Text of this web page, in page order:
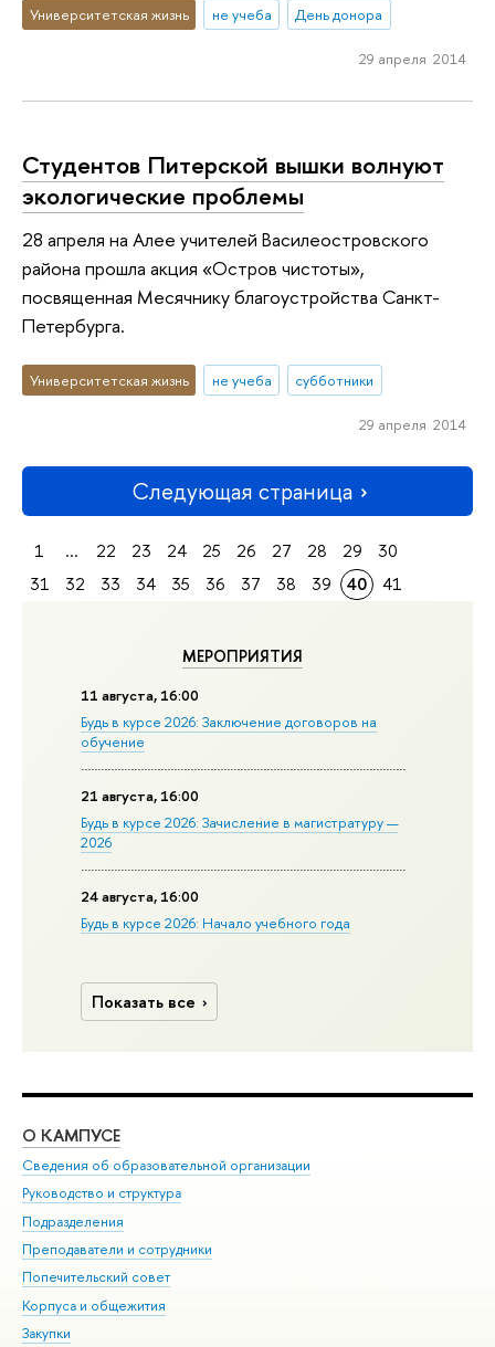
МЕРОПРИЯТИЯ
11 августа, 16:00
Будь в курсе 2026: Заключение договоров на
обучение
21 августа, 16:00
Будь в курсе 2026: Зачисление в магистратуру —
2026
24 августа, 16:00
Будь в курсе 2026: Начало учебного года
Показать все
Университетская жизнь не учеба День донора
29 апреля 2014
Студентов Питерской вышки волнуют
экологические проблемы
28 апреля на Алее учителей Василеостровского
района прошла акция «Остров чистоты»,
посвященная Месячнику благоустройства Санкт-
Петербурга.
Университетская жизнь не учеба субботники
29 апреля 2014
Следующая страница
1 ... 22 23 24 25 26 27 28 29
30
31
32 33 34 35 36 37 38 39 40 41
О КАМПУСЕ
Сведения об образовательной организации
Руководство и структура
Подразделения
Преподаватели и сотрудники
Попечительский совет
Корпуса и общежития
Закупки